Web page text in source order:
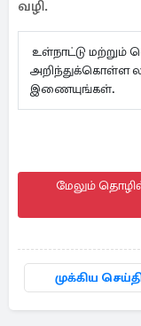
வழி.
உள்நாட்டு மற்றும்
அறிந்துக்கொள்ள
இணையுங்கள்.
மேலும்
முக்கிய